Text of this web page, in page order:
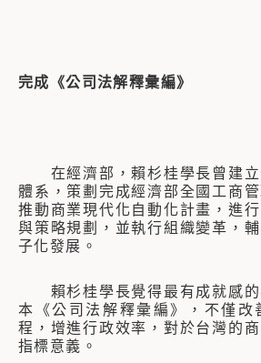
完成《公司法解釋彙編》
在經濟部，賴杉桂學長曾建立
體系，策劃完成經濟部全國工商
推動商業現代化自動化計畫，進
與策略規劃，並執行組織變革，
子化發展。
賴杉桂學長覺得最有成就感的
本《公司法解釋彙編》，不僅改
程，增進行政效率，對於台灣的
指標意義。